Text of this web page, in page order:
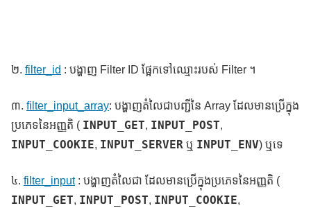
២. filter_id : បង្ហាញ Filter ID ផ្អែកទៅឈ្មោះរបស់ Filter ។
៣. filter_input_array: បង្ហាញតំលៃជាបញ្ជីនៃ Array ដែលមានប្រើក្នុង
ប្រភេទនៃអញ្ញតិ ( INPUT_GET, INPUT_POST,
INPUT_COOKIE, INPUT_SERVER ឬ INPUT_ENV) ឬទេ
៤. filter_input: បង្ហាញតំលៃជា ដែលមានប្រើក្នុងប្រភេទនៃអញ្ញតិ (
INPUT_GET, INPUT_POST, INPUT_COOKIE,